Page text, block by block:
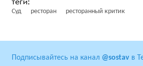
Суд ресторан ресторанный критик
Подписывайтесь на канал @sostav в